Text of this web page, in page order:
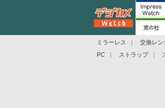
ミラーレス 交換レン
PC
ストラップ